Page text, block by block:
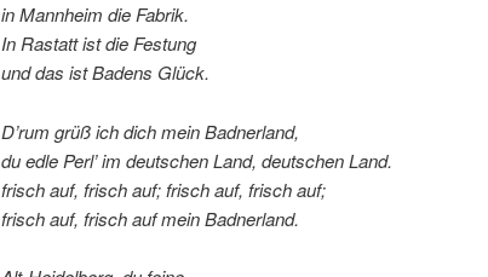
in Mannheim die Fabrik.
In Rastatt ist die Festung
und das ist Badens Glück.
D’rum grüß ich dich mein Badnerland,
du edle Perl’ im deutschen Land, deutschen Land.
frisch auf, frisch auf; frisch auf, frisch auf;
frisch auf, frisch auf mein Badnerland.